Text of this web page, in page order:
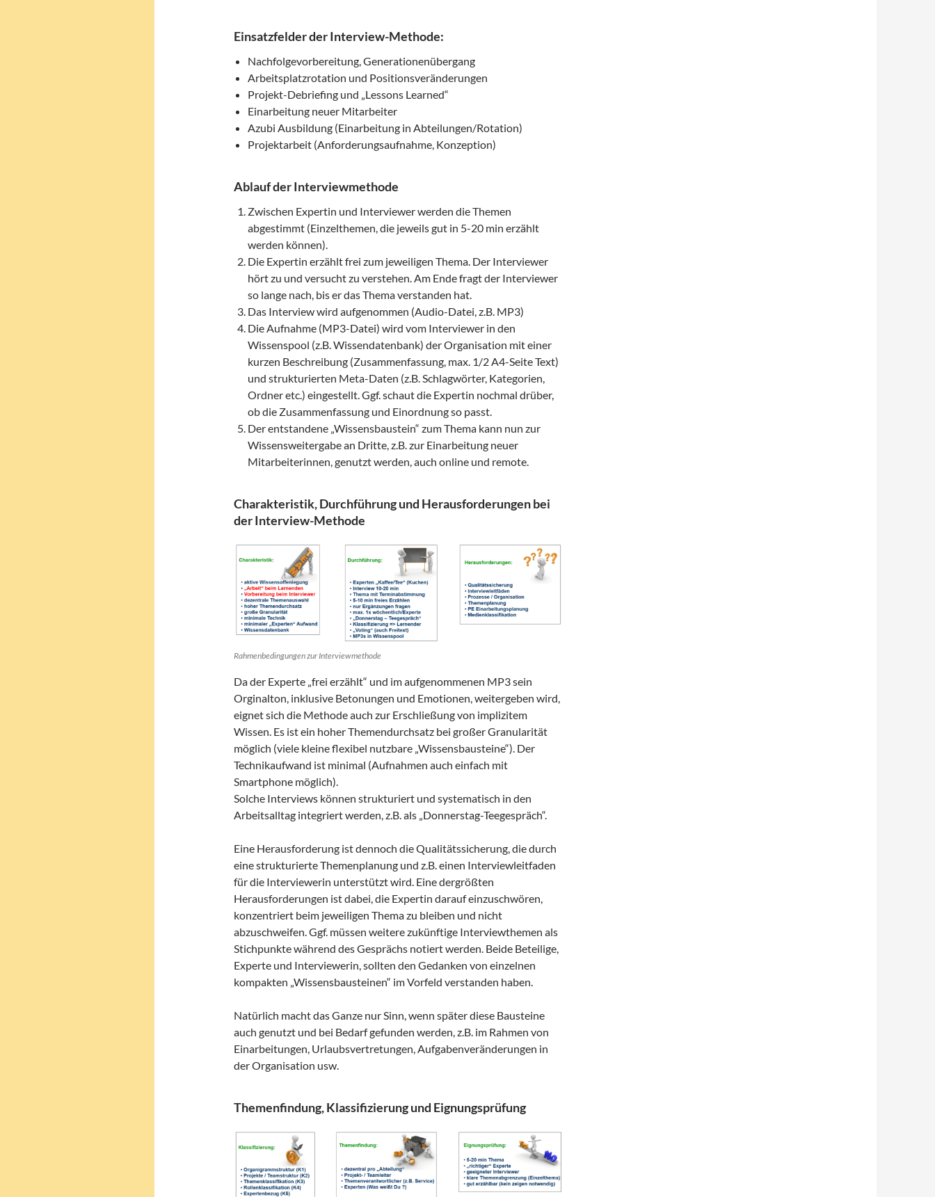
Einsatzfelder der Interview-Methode:
Nachfolgevorbereitung, Generationenübergang
Arbeitsplatzrotation und Positionsveränderungen
Projekt-Debriefing und „Lessons Learned“
Einarbeitung neuer Mitarbeiter
Azubi Ausbildung (Einarbeitung in Abteilungen/Rotation)
Projektarbeit (Anforderungsaufnahme, Konzeption)
Ablauf der Interviewmethode
Zwischen Expertin und Interviewer werden die Themen
abgestimmt (Einzelthemen, die jeweils gut in 5-20 min erzählt
werden können).
Die Expertin erzählt frei zum jeweiligen Thema. Der Interviewer
hört zu und versucht zu verstehen. Am Ende fragt der Interviewer
so lange nach, bis er das Thema verstanden hat.
Das Interview wird aufgenommen (Audio-Datei, z.B. MP3)
Die Aufnahme (MP3-Datei) wird vom Interviewer in den
Wissenspool (z.B. Wissendatenbank) der Organisation mit einer
kurzen Beschreibung (Zusammenfassung, max. 1/2 A4-Seite Text)
und strukturierten Meta-Daten (z.B. Schlagwörter, Kategorien,
Ordner etc.) eingestellt. Ggf. schaut die Expertin nochmal drüber,
ob die Zusammenfassung und Einordnung so passt.
Der entstandene „Wissensbaustein“ zum Thema kann nun zur
Wissensweitergabe an Dritte, z.B. zur Einarbeitung neuer
Mitarbeiterinnen, genutzt werden, auch online und remote.
Charakteristik, Durchführung und Herausforderungen bei
der Interview-Methode
Rahmenbedingungen zur Interviewmethode
Da der Experte „frei erzählt“ und im aufgenommenen MP3 sein
Orginalton, inklusive Betonungen und Emotionen, weitergeben wird,
eignet sich die Methode auch zur Erschließung von implizitem
Wissen. Es ist ein hoher Themendurchsatz bei großer Granularität
möglich (viele kleine flexibel nutzbare „Wissensbausteine“). Der
Technikaufwand ist minimal (Aufnahmen auch einfach mit
Smartphone möglich).
Solche Interviews können strukturiert und systematisch in den
Arbeitsalltag integriert werden, z.B. als „Donnerstag-Teegespräch“.
Eine Herausforderung ist dennoch die Qualitätssicherung, die durch
eine strukturierte Themenplanung und z.B. einen Interviewleitfaden
für die Interviewerin unterstützt wird. Eine dergrößten
Herausforderungen ist dabei, die Expertin darauf einzuschwören,
konzentriert beim jeweiligen Thema zu bleiben und nicht
abzuschweifen. Ggf. müssen weitere zukünftige Interviewthemen als
Stichpunkte während des Gesprächs notiert werden. Beide Beteilige,
Experte und Interviewerin, sollten den Gedanken von einzelnen
kompakten „Wissensbausteinen“ im Vorfeld verstanden haben.
Natürlich macht das Ganze nur Sinn, wenn später diese Bausteine
auch genutzt und bei Bedarf gefunden werden, z.B. im Rahmen von
Einarbeitungen, Urlaubsvertretungen, Aufgabenveränderungen in
der Organisation usw.
Themenfindung, Klassifizierung und Eignungsprüfung